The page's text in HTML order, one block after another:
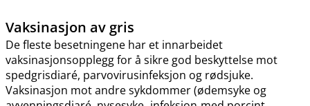
Vaksinasjon av gris
De fleste besetningene har et innarbeidet
vaksinasjonsopplegg for å sikre god beskyttelse mot
spedgrisdiaré, parvovirusinfeksjon og rødsjuke.
Vaksinasjon mot andre sykdommer (ødemsyke og